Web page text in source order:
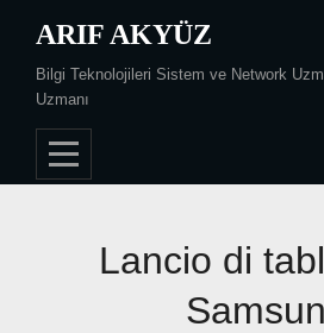
content
ARIF AKYÜZ
Bilgi Teknolojileri Sistem ve Network
Uzmanı
Lancio di